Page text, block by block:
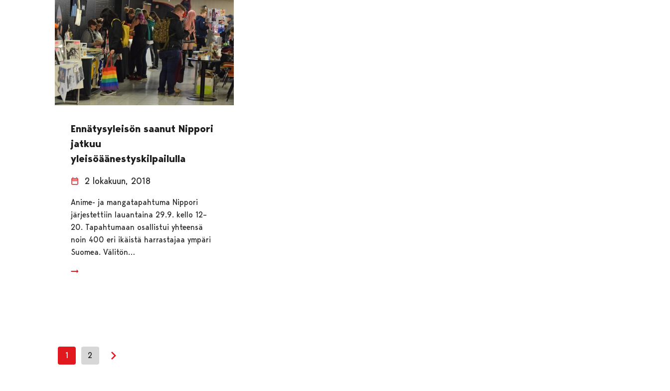
Ennätysyleisön saanut Nippori
jatkuu
yleisöäänestyskilpailulla
2 lokakuun, 2018
Anime- ja mangatapahtuma Nippori
järjestettiin lauantaina 29.9. kello 12–
20. Tapahtumaan osallistui yhteensä
noin 400 eri ikäistä harrastajaa ympäri
Suomea. Välitön…
1 2
Seuraava sivu